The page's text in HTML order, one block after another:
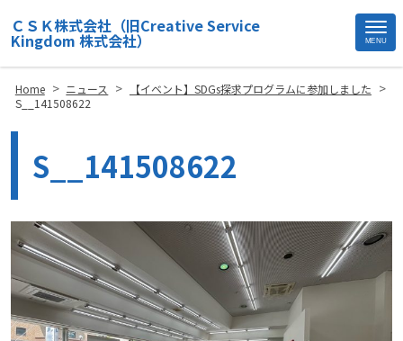
ＣＳＫ株式会社（旧Creative Service
Kingdom 株式会社） MENU
Home > ニュース > 【イベント】SDGs探求プログラムに参加しました >
S__141508622
S__141508622
Site
Footer